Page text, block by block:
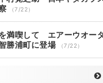
（7/22）
満喫して エアーウオー
勝浦町に登場
（7/22）